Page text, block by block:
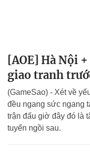
[AOE] Hà Nội
giao tranh
(GameSao) - Xét về
đều ngang sức ngang
trận đấu giờ đây đó là
tuyển ngồi sau.